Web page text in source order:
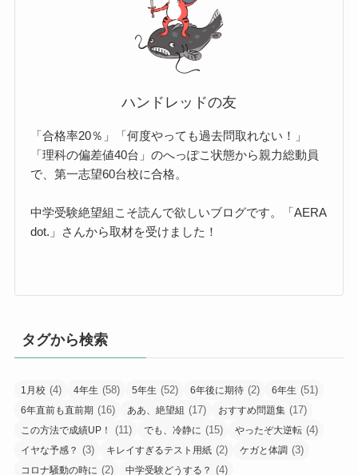
ハンドレッドの友
「合格率20％」「何度やっても過去問取れない！」
「理科の偏差値40台」のへっぽこ状態から親力総動員
で、第一志望60台校に合格。
中学受験絶望組こそ読んで欲しいブログです。「AERA
dot.」さんから取材を受けました！
タグから検索
1月校 (4) 4年生 (58) 5年生 (52) 6年後に期待 (2) 6年生 (51)
6年直前も直前期 (16) ああ、絶望組 (17) おすすめ問題集 (17)
この方法で成績UP！ (11) でも、冷静に (15) やったぞ大逆転 (4)
イヤな予感？ (3) キレイすぎるテスト用紙 (2) ケガと体調 (3)
コロナ騒動の時に (2) 中学受験どうする？ (4)